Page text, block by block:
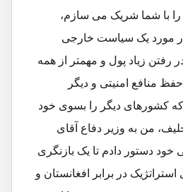
را با شما شریک می سازم،
در مورد یک سیاست خارجی
زیاد پول و مهمتر از همه
منافع امنیتی و دیگر
کشورهای دیگر را بسوی خود
من به وزیر دفاع آقای
خود دستور دادم تا یک بازنگری
در برابر افغانستان و